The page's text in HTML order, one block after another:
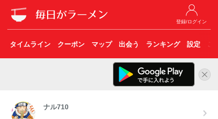
登録/ログイン
タイムライン クーポン マップ 出会う ランキング 設定 こ
ナル710